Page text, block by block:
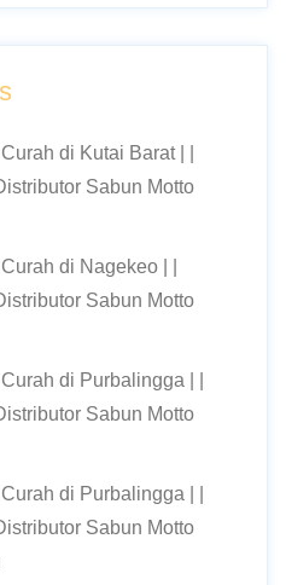
di Kutai Barat | |
Sabun Motto
di Nagekeo | |
Sabun Motto
di Purbalingga | |
Sabun Motto
di Purbalingga | |
Sabun Motto